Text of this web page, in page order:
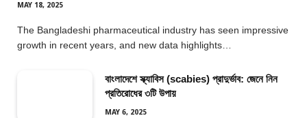
MAY 18, 2025
The Bangladeshi pharmaceutical industry has seen impressive
growth in recent years, and new data highlights…
বাংলাদেশে স্ক্যাবিস (scabies) প্রাদুর্ভাব: জেনে নিন
প্রতিরোধের ৩টি উপায়
MAY 6, 2025